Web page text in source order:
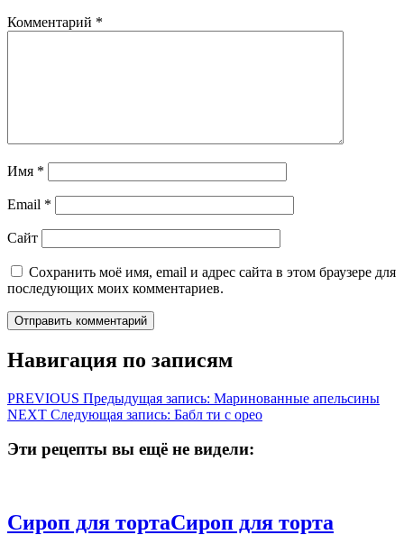
Комментарий *
Имя *
Email *
Сайт
Сохранить моё имя, email и адрес сайта в этом браузере для
последующих моих комментариев.
Навигация по записям
PREVIOUS Предыдущая запись: Маринованные апельсины
NEXT Следующая запись: Бабл ти с орео
Эти рецепты вы ещё не видели:
Сироп для тортаСироп для торта